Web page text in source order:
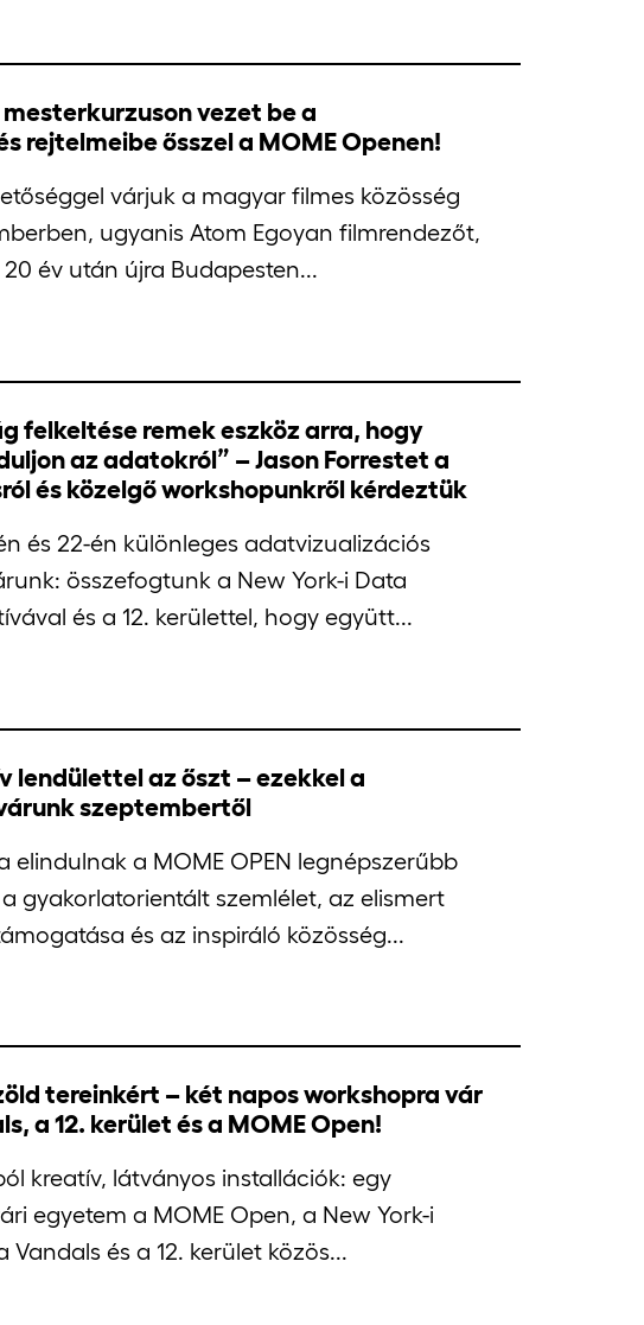
vezet be a
rejtelmeibe ősszel a MOME Openen!
várjuk a magyar filmes közösség
ugyanis Atom Egoyan filmrendezőt,
év után újra Budapesten...
felkeltése remek eszköz arra, hogy
az adatokról” – Jason Forrestet a
és közelgő workshopunkről kérdeztük
és 22-én különleges adatvizualizációs
összefogtunk a New York-i Data
és a 12. kerülettel, hogy együtt...
lendülettel az őszt – ezekkel a
szeptembertől
elindulnak a MOME OPEN legnépszerűbb
gyakorlatorientált szemlélet, az elismert
és az inspiráló közösség...
tereinkért – két napos workshopra vár
a 12. kerület és a MOME Open!
kreatív, látványos installációk: egy
egyetem a MOME Open, a New York-i
Vandals és a 12. kerület közös...